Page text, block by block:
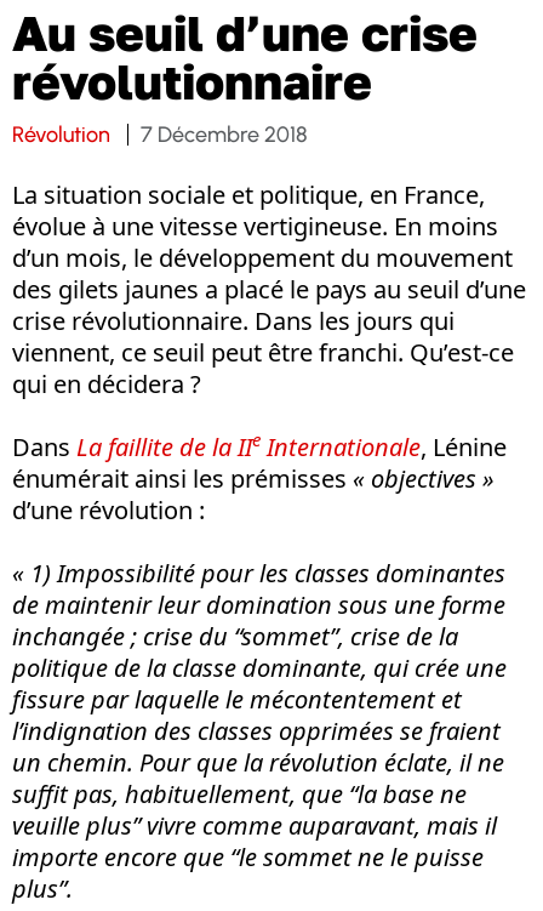
Au seuil d’une crise
révolutionnaire
Révolution 7 Décembre 2018
La situation sociale et politique, en France,
évolue à une vitesse vertigineuse. En moins
d’un mois, le développement du mouvement
des gilets jaunes a placé le pays au seuil d’une
crise révolutionnaire. Dans les jours qui
viennent, ce seuil peut être franchi. Qu’est-ce
qui en décidera ?
Dans La faillite de la IIe Internationale, Lénine
énumérait ainsi les prémisses « objectives »
d’une révolution :
« 1) Impossibilité pour les classes dominantes
de maintenir leur domination sous une forme
inchangée ; crise du “sommet”, crise de la
politique de la classe dominante, qui crée une
fissure par laquelle le mécontentement et
l’indignation des classes opprimées se fraient
un chemin. Pour que la révolution éclate, il ne
suffit pas, habituellement, que “la base ne
veuille plus” vivre comme auparavant, mais il
importe encore que “le sommet ne le puisse
plus”.